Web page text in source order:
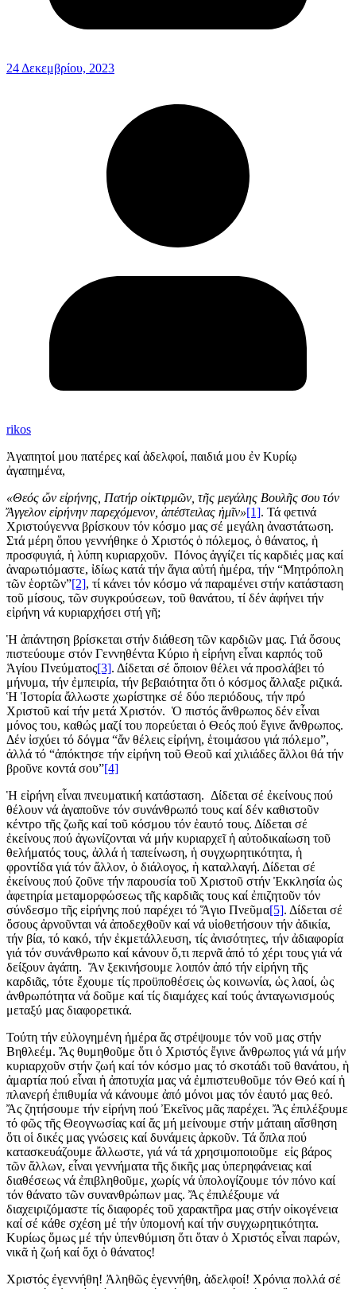
24 Δεκεμβρίου, 2023
rikos
Ἀγαπητοί μου πατέρες καί ἀδελφοί, παιδιά μου ἐν Κυρίῳ
ἀγαπημένα,
«Θεός ὤν εἰρήνης, Πατήρ οἰκτιρμῶν, τῆς μεγάλης Βουλῆς σου τόν
Ἄγγελον εἰρήνην παρεχόμενον, ἀπέστειλας ἡμῖν»[1]. Τά φετινά
Χριστούγεννα βρίσκουν τόν κόσμο μας σέ μεγάλη ἀναστάτωση.
Στά μέρη ὅπου γεννήθηκε ὁ Χριστός ὁ πόλεμος, ὁ θάνατος, ἡ
προσφυγιά, ἡ λύπη κυριαρχοῦν. Πόνος ἀγγίζει τίς καρδιές μας καί
ἀναρωτιόμαστε, ἰδίως κατά τήν ἅγια αὐτή ἡμέρα, τήν “Μητρόπολη
τῶν ἑορτῶν”[2], τί κάνει τόν κόσμο νά παραμένει στήν κατάσταση
τοῦ μίσους, τῶν συγκρούσεων, τοῦ θανάτου, τί δέν ἀφήνει τήν
εἰρήνη νά κυριαρχήσει στή γῆ;
Ἡ ἀπάντηση βρίσκεται στήν διάθεση τῶν καρδιῶν μας. Γιά ὅσους
πιστεύουμε στόν Γεννηθέντα Κύριο ἡ εἰρήνη εἶναι καρπός τοῦ
Ἁγίου Πνεύματος[3]. Δίδεται σέ ὅποιον θέλει νά προσλάβει τό
μήνυμα, τήν ἐμπειρία, τήν βεβαιότητα ὅτι ὁ κόσμος ἄλλαξε ριζικά.
Ἡ Ἱστορία ἄλλωστε χωρίστηκε σέ δύο περιόδους, τήν πρό
Χριστοῦ καί τήν μετά Χριστόν. Ὁ πιστός ἄνθρωπος δέν εἶναι
μόνος του, καθώς μαζί του πορεύεται ὁ Θεός πού ἔγινε ἄνθρωπος.
Δέν ἰσχύει τό δόγμα “ἄν θέλεις εἰρήνη, ἑτοιμάσου γιά πόλεμο”,
ἀλλά τό “ἀπόκτησε τήν εἰρήνη τοῦ Θεοῦ καί χιλιάδες ἄλλοι θά τήν
βροῦνε κοντά σου”[4]
Ἡ εἰρήνη εἶναι πνευματική κατάσταση. Δίδεται σέ ἐκείνους πού
θέλουν νά ἀγαποῦνε τόν συνάνθρωπό τους καί δέν καθιστοῦν
κέντρο τῆς ζωῆς καί τοῦ κόσμου τόν ἑαυτό τους. Δίδεται σέ
ἐκείνους πού ἀγωνίζονται νά μήν κυριαρχεῖ ἡ αὐτοδικαίωση τοῦ
θελήματός τους, ἀλλά ἡ ταπείνωση, ἡ συγχωρητικότητα, ἡ
φροντίδα γιά τόν ἄλλον, ὁ διάλογος, ἡ καταλλαγή. Δίδεται σέ
ἐκείνους πού ζοῦνε τήν παρουσία τοῦ Χριστοῦ στήν Ἐκκλησία ὡς
ἀφετηρία μεταμορφώσεως τῆς καρδιᾶς τους καί ἐπιζητοῦν τόν
σύνδεσμο τῆς εἰρήνης πού παρέχει τό Ἅγιο Πνεῦμα[5]. Δίδεται σέ
ὅσους ἀρνοῦνται νά ἀποδεχθοῦν καί νά υἱοθετήσουν τήν ἀδικία,
τήν βία, τό κακό, τήν ἐκμετάλλευση, τίς ἀνισότητες, τήν ἀδιαφορία
γιά τόν συνάνθρωπο καί κάνουν ὅ,τι περνᾶ ἀπό τό χέρι τους γιά νά
δείξουν ἀγάπη. Ἄν ξεκινήσουμε λοιπόν ἀπό τήν εἰρήνη τῆς
καρδιᾶς, τότε ἔχουμε τίς προϋποθέσεις ὡς κοινωνία, ὡς λαοί, ὡς
ἀνθρωπότητα νά δοῦμε καί τίς διαμάχες καί τούς ἀνταγωνισμούς
μεταξύ μας διαφορετικά.
Τούτη τήν εὐλογημένη ἡμέρα ἄς στρέψουμε τόν νοῦ μας στήν
Βηθλεέμ. Ἄς θυμηθοῦμε ὅτι ὁ Χριστός ἔγινε ἄνθρωπος γιά νά μήν
κυριαρχοῦν στήν ζωή καί τόν κόσμο μας τό σκοτάδι τοῦ θανάτου, ἡ
ἁμαρτία πού εἶναι ἡ ἀποτυχία μας νά ἐμπιστευθοῦμε τόν Θεό καί ἡ
πλανερή ἐπιθυμία νά κάνουμε ἀπό μόνοι μας τόν ἑαυτό μας θεό.
Ἄς ζητήσουμε τήν εἰρήνη πού Ἐκεῖνος μᾶς παρέχει. Ἄς ἐπιλέξουμε
τό φῶς τῆς Θεογνωσίας καί ἄς μή μείνουμε στήν μάταιη αἴσθηση
ὅτι οἱ δικές μας γνώσεις καί δυνάμεις ἀρκοῦν. Τά ὅπλα πού
κατασκευάζουμε ἄλλωστε, γιά νά τά χρησιμοποιοῦμε εἰς βάρος
τῶν ἄλλων, εἶναι γεννήματα τῆς δικῆς μας ὑπερηφάνειας καί
διαθέσεως νά ἐπιβληθοῦμε, χωρίς νά ὑπολογίζουμε τόν πόνο καί
τόν θάνατο τῶν συνανθρώπων μας. Ἄς ἐπιλέξουμε νά
διαχειριζόμαστε τίς διαφορές τοῦ χαρακτῆρα μας στήν οἰκογένεια
καί σέ κάθε σχέση μέ τήν ὑπομονή καί τήν συγχωρητικότητα.
Κυρίως ὅμως μέ τήν ὑπενθύμιση ὅτι ὅταν ὁ Χριστός εἶναι παρών,
νικᾶ ἡ ζωή καί ὄχι ὁ θάνατος!
Χριστός ἐγεννήθη! Ἀληθῶς ἐγεννήθη, ἀδελφοί! Χρόνια πολλά σέ